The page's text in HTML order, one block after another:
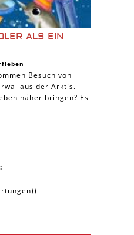
ALS EIN
Besuch von
aus der Arktis.
näher bringen? Es